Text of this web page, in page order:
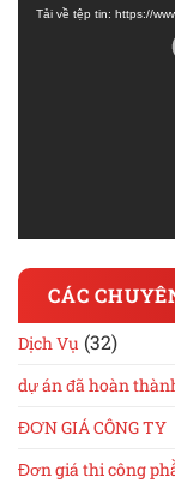
Tải về tệp tin: https://
CÁC
Dịch Vụ (32)
dự án đã hoàn
ĐƠN GIÁ CÔNG TY
Đơn giá thi công